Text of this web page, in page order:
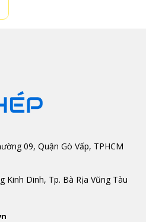
09, Quận Gò Vấp, TPHCM
Kinh Dinh, Tp. Bà Rịa Vũng Tàu